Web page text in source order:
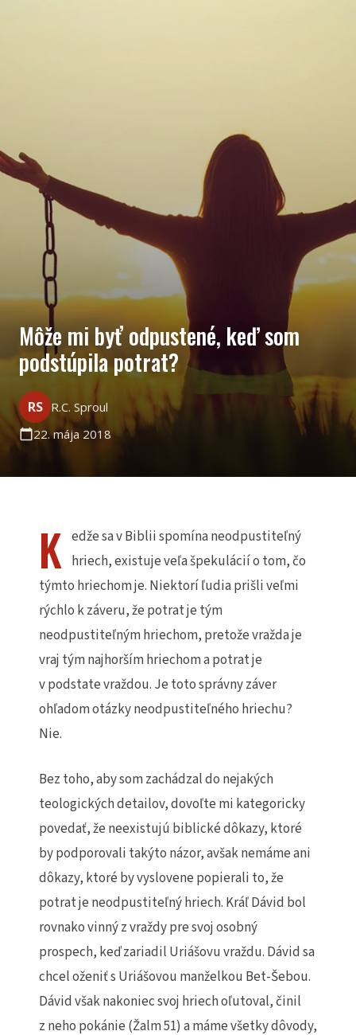
Môže mi byť odpustené, keď som
podstúpila potrat?
RS R.C. Sproul
calendar_today22. mája 2018
K edže sa v Biblii spomína neodpustiteľný
hriech, existuje veľa špekulácií o tom, čo
týmto hriechom je. Niektorí ľudia prišli veľmi
rýchlo k záveru, že potrat je tým
neodpustiteľným hriechom, pretože vražda je
vraj tým najhorším hriechom a potrat je
v podstate vraždou. Je toto správny záver
ohľadom otázky neodpustiteľného hriechu?
Nie.
Bez toho, aby som zachádzal do nejakých
teologických detailov, dovoľte mi kategoricky
povedať, že neexistujú biblické dôkazy, ktoré
by podporovali takýto názor, avšak nemáme ani
dôkazy, ktoré by vyslovene popierali to, že
potrat je neodpustiteľný hriech. Kráľ Dávid bol
rovnako vinný z vraždy pre svoj osobný
prospech, keď zariadil Uriášovu vraždu. Dávid sa
chcel oženiť s Uriášovou manželkou Bet-Šebou.
Dávid však nakoniec svoj hriech oľutoval, činil
z neho pokánie (Žalm 51) a máme všetky dôvody,